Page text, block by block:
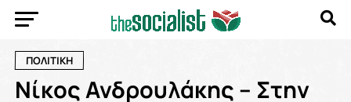
ΠΟΛΙΤΙΚΗ
Νίκος Ανδρουλάκης – Στην